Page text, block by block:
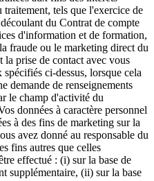
tels que l'exercice de
du Contrat de compte
d'information et de formation,
fraude ou le marketing direct du
la prise de contact avec vous
spécifiés ci-dessus, lorsque cela
demande de renseignements
le champ d'activité du
données à caractère personnel
à des fins de marketing sur la
avez donné au responsable du
fins autres que celles
effectué : (i) sur la base de
supplémentaire, (ii) sur la base